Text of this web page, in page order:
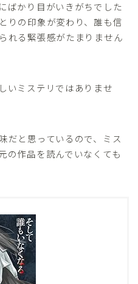
ばかり目がいきがちでした
りの印象が変わり、誰も信
れる緊張感がたまりません
いミステリではありませ
だと思っているので、ミス
の作品を読んでいなくても